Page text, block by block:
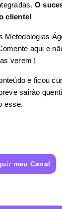
O
cliente!
Metodologias
aqui e
verem !
e ficou
sairão
esse.
meu Canal